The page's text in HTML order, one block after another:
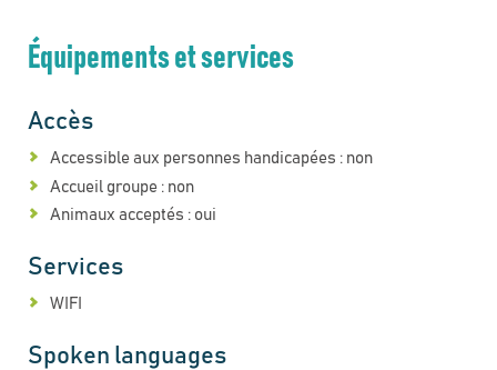
Équipements et services
Accès
Accessible aux personnes handicapées : non
Accueil groupe : non
Animaux acceptés : oui
Services
WIFI
Spoken languages